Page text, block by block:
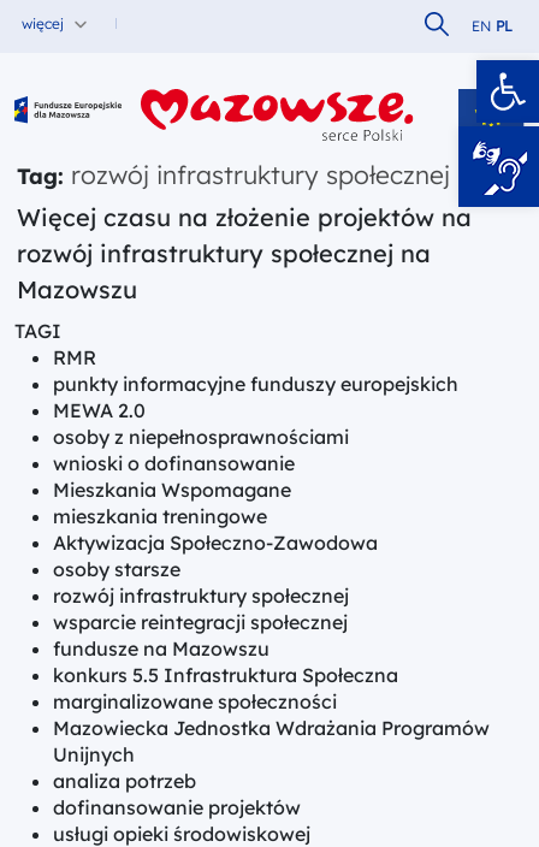
więcej Szukaj w
EN PL
Fundusze Europejskie dla Mazowsza
Tag: rozwój infrastruktury społecznej
Więcej czasu na złożenie projektów na
rozwój infrastruktury społecznej na
Mazowszu
TAGI
RMR
punkty informacyjne funduszy europejskich
MEWA 2.0
osoby z niepełnosprawnościami
wnioski o dofinansowanie
Mieszkania Wspomagane
mieszkania treningowe
Aktywizacja Społeczno-Zawodowa
osoby starsze
rozwój infrastruktury społecznej
wsparcie reintegracji społecznej
fundusze na Mazowszu
konkurs 5.5 Infrastruktura Społeczna
marginalizowane społeczności
Mazowiecka Jednostka Wdrażania Programów
Unijnych
analiza potrzeb
dofinansowanie projektów
usługi opieki środowiskowej